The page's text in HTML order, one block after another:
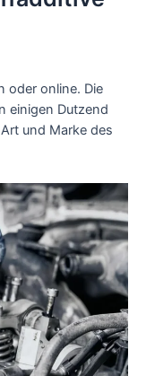
oder online. Die
einigen Dutzend
und Marke des